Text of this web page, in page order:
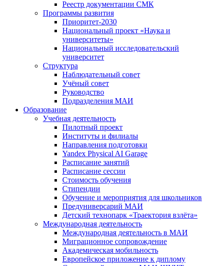
Реестр документации СМК
Программы развития
Приоритет-2030
Национальный проект «Наука и
университеты»
Национальный исследовательский
университет
Структура
Наблюдательный совет
Учёный совет
Руководство
Подразделения МАИ
Образование
Учебная деятельность
Пилотный проект
Институты и филиалы
Направления подготовки
Yandex Physical AI Garage
Расписание занятий
Расписание сессии
Стоимость обучения
Стипендии
Обучение и мероприятия для школьников
Предуниверсарий МАИ
Детский технопарк «Траектория взлёта»
Международная деятельность
Международная деятельность в МАИ
Миграционное сопровождение
Академическая мобильность
Европейское приложение к диплому